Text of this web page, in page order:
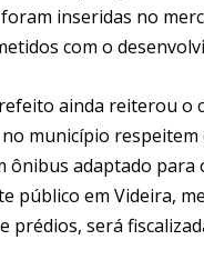
inseridas no
com o
ainda reiterou o
município
ônibus adaptado
público em Videira,
será